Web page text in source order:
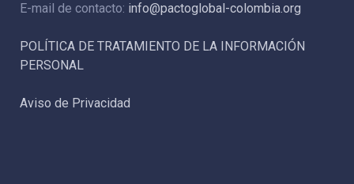
E-mail de contacto: info@pactoglobal-colombia.org
POLÍTICA DE TRATAMIENTO DE LA INFORMACIÓN
PERSONAL
Aviso de Privacidad